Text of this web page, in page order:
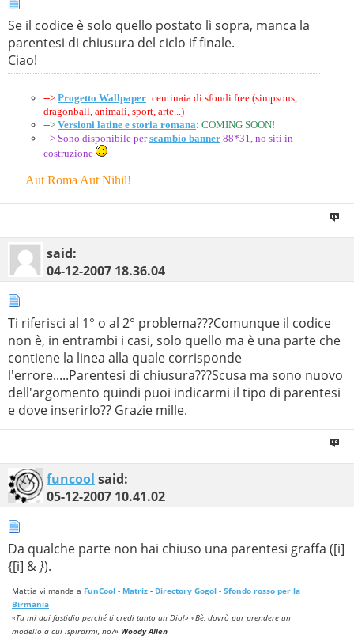
Se il codice è solo quello postato lì sopra, manca la
parentesi di chiusura del ciclo if finale.
Ciao!
--> Progetto Wallpaper: centinaia di sfondi free (simpsons,
dragonball, animali, sport, arte...)
--> Versioni latine e storia romana: COMING SOON!
--> Sono disponibile perscambio banner 88*31, no siti in
costruzione
Aut Roma Aut Nihil!
said:
04-12-2007 18.36.04
Ti riferisci al 1° o al 2° problema???Comunque il codice
non è, in entrambi i casi, solo quello ma è una parte che
contiene la linea alla quale corrisponde
l'errore.....Parentesi di chiusura???Scusa ma sono nuovo
dell'argomento quindi puoi indicarmi il tipo di parentesi
e dove inserirlo?? Grazie mille.
funcool said:
05-12-2007 10.41.02
Da qualche parte non hai chiuso una parentesi graffa ([i]
{[i] & }).
Mattia vi manda a FunCool - Matriz - Directory Gogol - Sfondo rosso per la
Birmania
«Tu mi dai fastidio perché ti credi tanto un Dio!» «Bè, dovrò pur prendere un
modello a cui ispirarmi, no?» Woody Allen